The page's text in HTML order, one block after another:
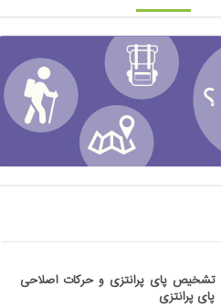
تشخیص پای پرانتزی و حرکات اصلاحی
پای پرانتزی